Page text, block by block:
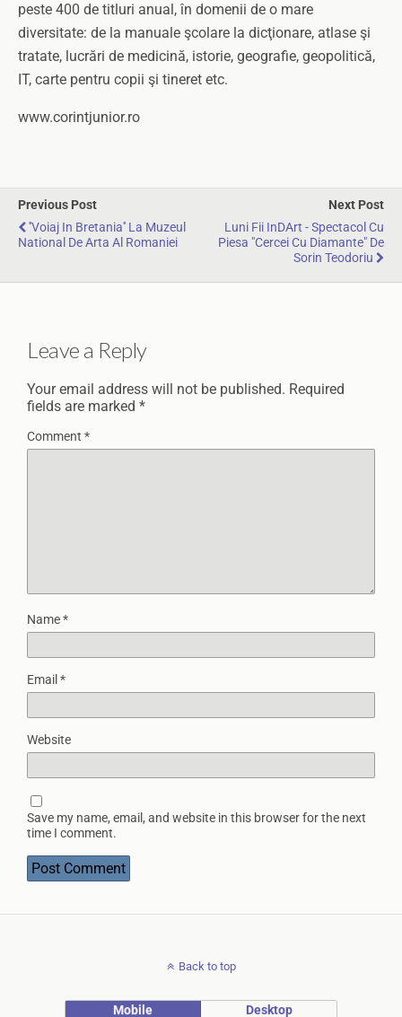
peste 400 de titluri anual, în domenii de o mare
diversitate: de la manuale şcolare la dicţionare, atlase şi
tratate, lucrări de medicină, istorie, geografie, geopolitică,
IT, carte pentru copii şi tineret etc.
www.corintjunior.ro
Previous Post
''Voiaj In Bretania'' La Muzeul
National De Arta Al Romaniei
Next Post
Luni Fii InDArt - Spectacol Cu
Piesa "Cercei Cu Diamante" De
Sorin Teodoriu
Leave a Reply
Your email address will not be published. Required
fields are marked *
Comment *
Name*
Email *
Website
Save my name, email, and website in this browser for the next
time I comment.
Back to top
Mobile Desktop